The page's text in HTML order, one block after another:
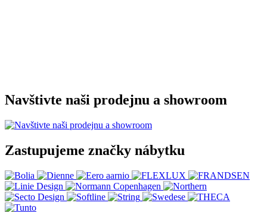
Navštivte naši prodejnu a showroom
Zastupujeme značky nábytku